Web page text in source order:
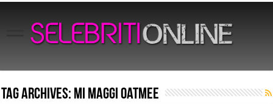
Tag Archives: Mi MAGGI OatMee